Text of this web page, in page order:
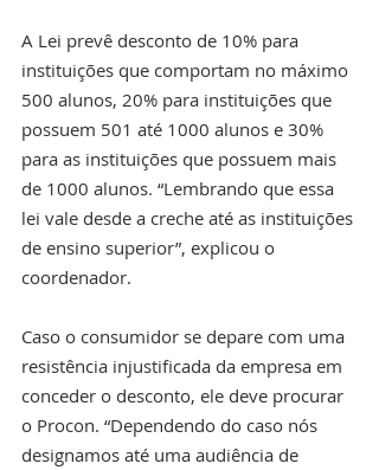
A Lei prevê desconto de 10% para
instituições que comportam no máximo
500 alunos, 20% para instituições que
possuem 501 até 1000 alunos e 30%
para as instituições que possuem mais
de 1000 alunos. “Lembrando que essa
lei vale desde a creche até as instituições
de ensino superior”, explicou o
coordenador.
Caso o consumidor se depare com uma
resistência injustificada da empresa em
conceder o desconto, ele deve procurar
o Procon. “Dependendo do caso nós
designamos até uma audiência de